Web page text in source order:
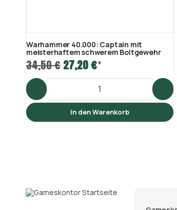
Warhammer 40.000: Captain mit
meisterhaftem schwerem Boltgewehr
34,50 €27,20 €*
In den Warenkorb